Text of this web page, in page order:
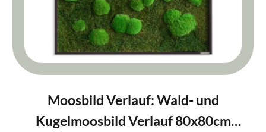
Moosbild Verlauf: Wald- und
Kugelmoosbild Verlauf 80x80cm